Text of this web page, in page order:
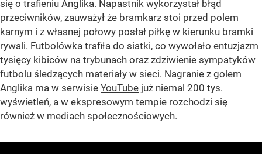
się o trafieniu Anglika. Napastnik wykorzystał błąd
przeciwników, zauważył że bramkarz stoi przed polem
karnym i z własnej połowy posłał piłkę w kierunku bramki
rywali. Futbolówka trafiła do siatki, co wywołało entuzjazm
tysięcy kibiców na trybunach oraz zdziwienie sympatyków
futbolu śledzących materiały w sieci. Nagranie z golem
Anglika ma w serwisie YouTube już niemal 200 tys.
wyświetleń, a w ekspresowym tempie rozchodzi się
również w mediach społecznościowych.